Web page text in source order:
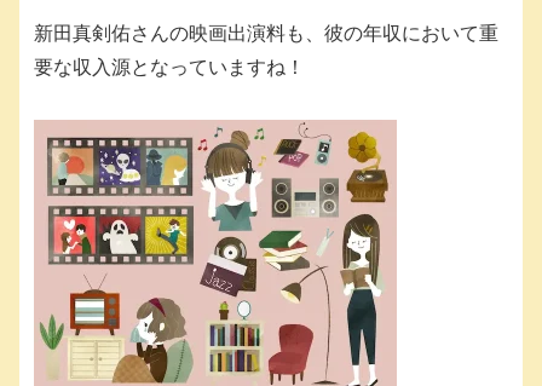
新田真剣佑さんの映画出演料も、彼の年収において重
要な収入源となっていますね！